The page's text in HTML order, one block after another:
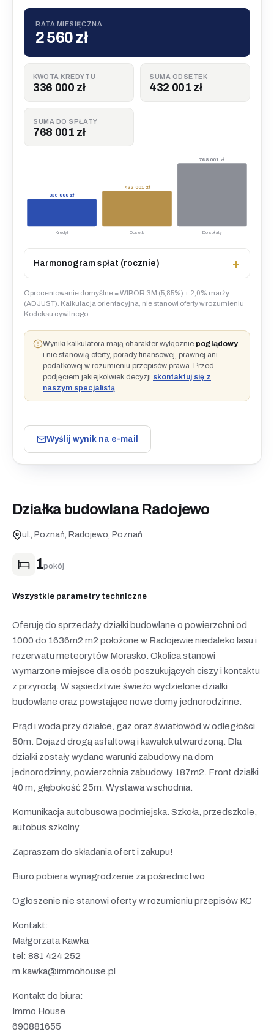
RATA MIESIĘCZNA
2 560 zł
KWOTA KREDYTU
336 000 zł
SUMA ODSETEK
432 001 zł
SUMA DO SPŁATY
768 001 zł
336 000 zł
Kredyt
432 001 zł
Odsetki
768 001 zł
Do spłaty
Harmonogram spłat (rocznie)
Oprocentowanie domyślne = WIBOR 3M (5,85%) + 2,0% marży
(ADJUST). Kalkulacja orientacyjna, nie stanowi oferty w rozumieniu
Kodeksu cywilnego.
Wyniki kalkulatora mają charakter wyłącznie poglądowy
i nie stanowią oferty, porady finansowej, prawnej ani
podatkowej w rozumieniu przepisów prawa. Przed
podjęciem jakiejkolwiek decyzji skontaktuj się z
naszym specjalistą.
Wyślij wynik na e-mail
Działka budowlana Radojewo
ul., Poznań, Radojewo, Poznań
1pokój
Wszystkie parametry techniczne
Oferuję do sprzedaży działki budowlane o powierzchni od
1000 do 1636m2 m2 położone w Radojewie niedaleko lasu i
rezerwatu meteorytów Morasko. Okolica stanowi
wymarzone miejsce dla osób poszukujących ciszy i kontaktu
z przyrodą. W sąsiedztwie świeżo wydzielone działki
budowlane oraz powstające nowe domy jednorodzinne.
Prąd i woda przy działce, gaz oraz światłowód w odległości
50m. Dojazd drogą asfaltową i kawałek utwardzoną. Dla
działki zostały wydane warunki zabudowy na dom
jednorodzinny, powierzchnia zabudowy 187m2. Front działki
40 m, głębokość 25m. Wystawa wschodnia.
Komunikacja autobusowa podmiejska. Szkoła, przedszkole,
autobus szkolny.
Zapraszam do składania ofert i zakupu!
Biuro pobiera wynagrodzenie za pośrednictwo
Ogłoszenie nie stanowi oferty w rozumieniu przepisów KC
Kontakt:
Małgorzata Kawka
tel: 881 424 252
m.kawka@immohouse.pl
Kontakt do biura:
Immo House
690881655